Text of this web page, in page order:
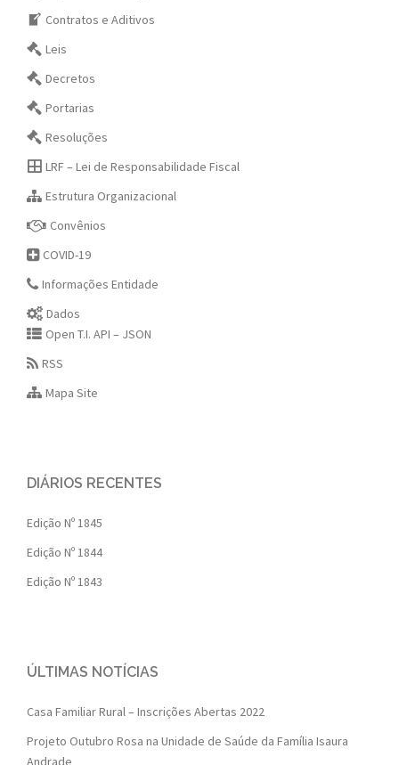
Contratos e Aditivos
Leis
Decretos
Portarias
Resoluções
LRF – Lei de Responsabilidade Fiscal
Estrutura Organizacional
Convênios
COVID-19
Informações Entidade
Dados
Open T.I. API – JSON
RSS
Mapa Site
DIÁRIOS RECENTES
Edição Nº 1845
Edição Nº 1844
Edição Nº 1843
ÚLTIMAS NOTÍCIAS
Casa Familiar Rural – Inscrições Abertas 2022
Projeto Outubro Rosa na Unidade de Saúde da Família Isaura
Andrade